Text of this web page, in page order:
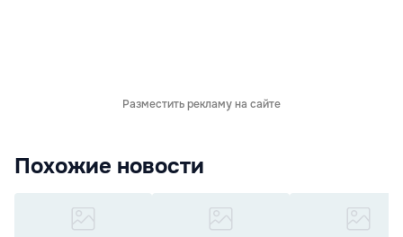
Разместить рекламу на сайте
Похожие новости